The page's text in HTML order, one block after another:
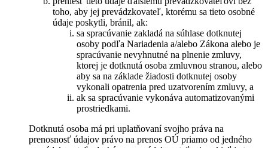
toho, aby jej prevádzkovateľ, ktorému sa tieto osobné
údaje poskytli, bránil, ak:
sa spracúvanie zakladá na súhlase dotknutej
osoby podľa Nariadenia a/alebo Zákona alebo je
spracúvanie nevyhnutné na plnenie zmluvy,
ktorej je dotknutá osoba zmluvnou stranou, alebo
aby sa na základe žiadosti dotknutej osoby
vykonali opatrenia pred uzatvorením zmluvy, a
ak sa spracúvanie vykonáva automatizovanými
prostriedkami.
Dotknutá osoba má pri uplatňovaní svojho práva na
prenosnosť údajov právo na prenos OÚ priamo od jedného